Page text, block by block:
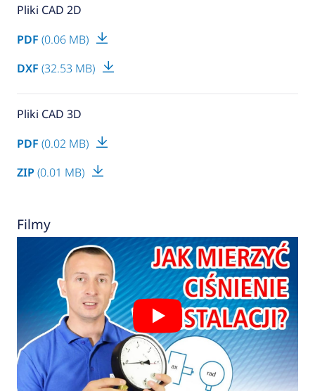
Pliki CAD 2D
PDF (0.06 MB)
DXF (32.53 MB)
Pliki CAD 3D
PDF (0.02 MB)
ZIP (0.01 MB)
Filmy